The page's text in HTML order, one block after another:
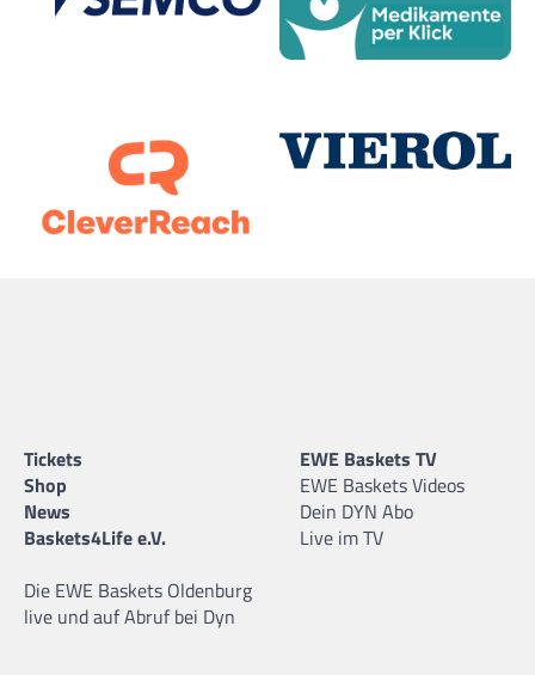
Tickets
Shop
News
Baskets4Life e.V.
Die EWE Baskets Oldenburg
live und auf Abruf bei Dyn
EWE Baskets TV
EWE Baskets Videos
Dein DYN Abo
Live im TV